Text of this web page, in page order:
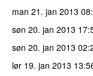
man 21. jan 2013
søn 20. jan 2013
søn 20. jan 2013
lør 19. jan 2013